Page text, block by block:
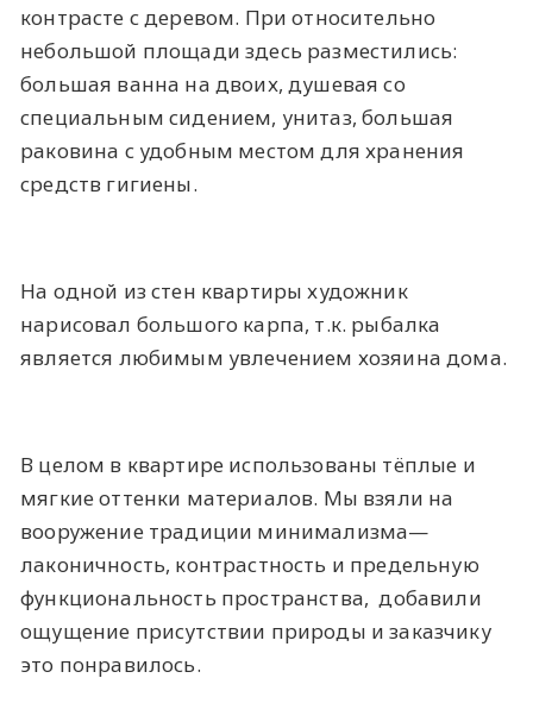
контрасте с деревом. При относительно
небольшой площади здесь разместились:
большая ванна на двоих, душевая со
специальным сидением, унитаз, большая
раковина с удобным местом для хранения
средств гигиены.
На одной из стен квартиры художник
нарисовал большого карпа, т.к. рыбалка
является любимым увлечением хозяина дома.
В целом в квартире использованы тёплые и
мягкие оттенки материалов. Мы взяли на
вооружение традиции минимализма—
лаконичность, контрастность и предельную
функциональность пространства, добавили
ощущение присутствии природы и заказчику
это понравилось.